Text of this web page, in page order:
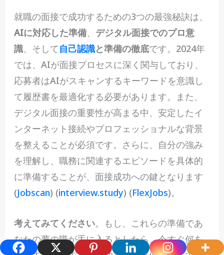
就職の面接で成功するための3つの最強秘訣は、
AIに対応した準備、 デジタル面接でのプロ意
識、そして自己認識と準備の徹底です。2024年
では、AIが面接プロセスに深く関与しており、
応募者はAIがスキャンするキーワードを意識し
て履歴書を最適化する必要があります。また、
デジタル面接の重要性が高まる中、安定したイ
ンターネット接続やプロフェッショナルな背景
を整えることが必須です。さらに、自分の強み
を理解し、職務に関連するエピソードを具体的
に準備することが、面接成功への鍵となります​
(Jobscan)​ (interview.study)​ (FlexJobs)。
考えてみてください。もし、これらの準備であ
なたの夢の職が手に入るとしたら、今すぐ何を